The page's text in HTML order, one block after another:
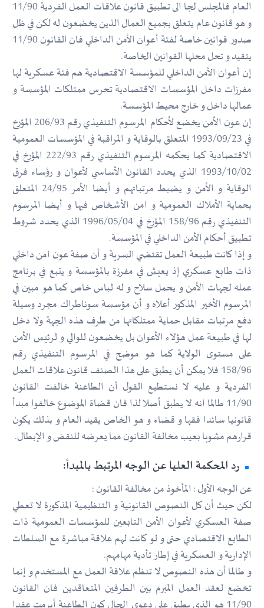
العام فالمجلس لجا الى تطبيق قانون علاقات العمل الفردية 11/90
و هو قانون عام يتعلق بجميع العمال الذين يخضعون له لكن في ظل
صدور قوانين خاصة لفئة أعوان الأمن الداخلي فان القانون 11/90
يتقيد و تحل محلها القوانين الخاصة.
إن أعوان الأمن الداخلي للمؤسسة الاقتصادية هم فئة عسكرية لها
مفرزات داخل المؤسسات الاقتصادية تحرس ممتلكات المؤسسة و
عمالها داخل و خارج محيط المؤسسة.
إن عون الأمن يخضع لأحكام المرسوم التنفيذي رقم 206/93 المؤرخ
في 1993/09/23 المتعلق بالوقاية و المراقبة في المؤسسات العمومية
الاقتصادية كما يحكمه المرسوم التنفيذي رقم 222/93 المؤرخ في
1993/10/02 الذي يحدد القانون الأساسي لأعوان و رؤساء فرق
الوقاية و الأمن و يضبط مرتباتهم و أيضا الأمر 24/95 المتعلق
بحماية الأملاك العمومية و امن الأشخاص فيها و أيضا المرسوم
التنفيذي رقم 158/96 المؤرخ في 1996/05/04 الذي يحدد شروط
تطبيق أحكام الأمن الداخلي في المؤسسة.
و إذا كانت طبيعة العمل تقتضي السرية و أن صفة عون امن داخلي
ذات طابع عسكري إذ يعيش في مفرزة بالمؤسسة و يتبع في برنامج
عمله لجهات الأمن و يحمل سلاح و له لباس خاص كما هو مبين في
المرسوم الأخير المذكور أعلاه و أن مؤسسة سوناطراك مجرد وسيلة
دفع مرتبات مقابل حماية ممتلكاتها من طرف هذه الجهة ولا دخل
لها في طبيعة عمل هؤلاء الأعوان بل يخضعون للوالي و لرئيس الأمن
على مستوى الولاية كما هو موضح في المرسوم التنفيذي رقم
158/96 فلا يمكن أن يطبق على هذا الصنف قانون علاقات العمل
الفردية و عليه لا نستطيع القول أن الطاعنة خالفت القانون
11/90 طالما انه لا يطبق أصلا لذا فان قضاة الموضوع خالفوا مبدأ
قانونيا سائدا فقها و قضاء و هو الخاص يقيد العام و بذلك يكون
قرارهم مشوبا بعيب مخالفة القانون مما يعرضه للنقض و الإبطال.
رد المحكمة العليا عن الوجه المرتبط بالمبدأ:
عن الوجه الأول : المأخوذ من مخالفة القانون :
لكن حيث أن كل النصوص القانونية و التنظيمية المذكورة لا تعطي
صفة العسكري لأعوان الأمن التابعين للمؤسسات العمومية ذات
الطابع الاقتصادي حتى و لو كانت لهم علاقة مباشرة مع السلطات
الإدارية و العسكرية في إطار تأدية مهامهم.
و طالما أن هذه النصوص لا تنظم علاقة العمل مع المستخدم و إنما
تخضع لعقد العمل المبرم بين الطرفين المتعاقدين فان القانون